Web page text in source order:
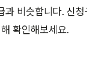
비슷합니다. 신청
확인해보세요.